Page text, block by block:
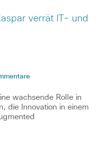
verrät IT- und
wachsende Rolle in
die Innovation in einem